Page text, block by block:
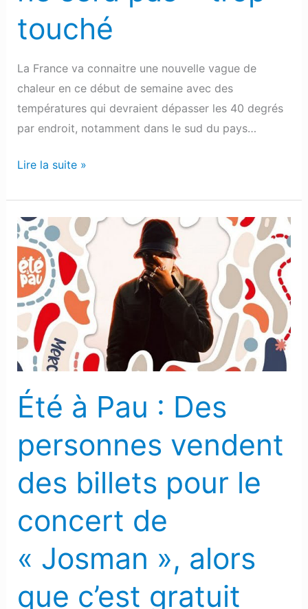
touché
La France va connaitre une nouvelle vague de
chaleur en ce début de semaine avec des
températures qui devraient dépasser les 40 degrés
par endroit, notamment dans le sud du pays…
Lire la suite »
Été à Pau : Des
personnes vendent
des billets pour le
concert de
« Josman », alors
que c’est gratuit
Été
à
Pau
Des
personnes
vendent
des
billets
pour
concert
de
« Josman »,
que
gratuit